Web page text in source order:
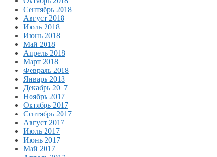
Сентябрь 2018
Август 2018
Июль 2018
Июнь 2018
Май 2018
Апрель 2018
Март 2018
Февраль 2018
Январь 2018
Декабрь 2017
Ноябрь 2017
Октябрь 2017
Сентябрь 2017
Август 2017
Июль 2017
Июнь 2017
Май 2017